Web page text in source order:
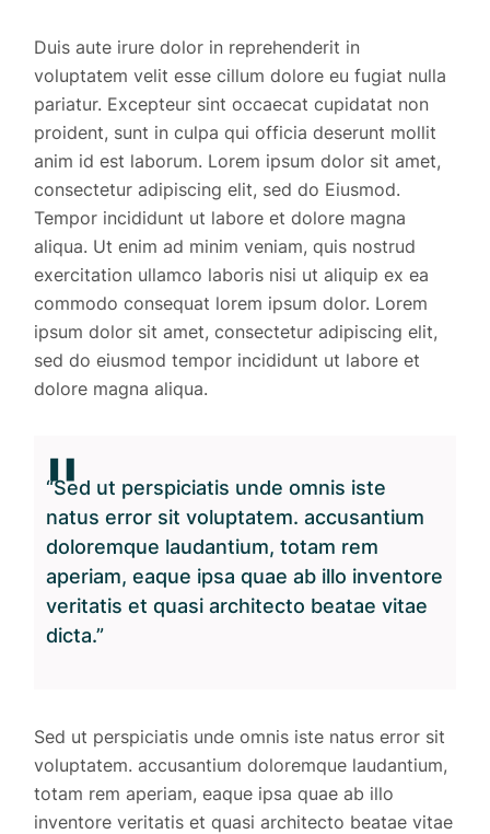
Duis aute irure dolor in reprehenderit in
voluptatem velit esse cillum dolore eu fugiat nulla
pariatur. Excepteur sint occaecat cupidatat non
proident, sunt in culpa qui officia deserunt mollit
anim id est laborum. Lorem ipsum dolor sit amet,
consectetur adipiscing elit, sed do Eiusmod.
Tempor incididunt ut labore et dolore magna
aliqua. Ut enim ad minim veniam, quis nostrud
exercitation ullamco laboris nisi ut aliquip ex ea
commodo consequat lorem ipsum dolor. Lorem
ipsum dolor sit amet, consectetur adipiscing elit,
sed do eiusmod tempor incididunt ut labore et
dolore magna aliqua.
“Sed ut perspiciatis unde omnis iste
natus error sit voluptatem. accusantium
doloremque laudantium, totam rem
aperiam, eaque ipsa quae ab illo inventore
veritatis et quasi architecto beatae vitae
dicta.”
Sed ut perspiciatis unde omnis iste natus error sit
voluptatem. accusantium doloremque laudantium,
totam rem aperiam, eaque ipsa quae ab illo
inventore veritatis et quasi architecto beatae vitae